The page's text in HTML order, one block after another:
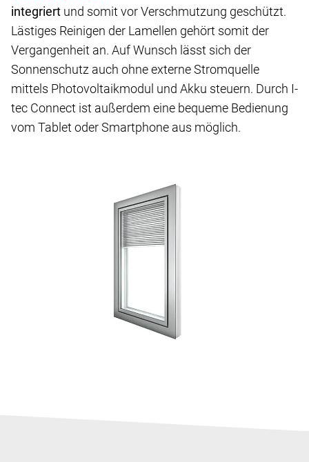
integriert und somit vor Verschmutzung geschützt.
Lästiges Reinigen der Lamellen gehört somit der
Vergangenheit an. Auf Wunsch lässt sich der
Sonnenschutz auch ohne externe Stromquelle
mittels Photovoltaikmodul und Akku steuern. Durch I-
tec Connect ist außerdem eine bequeme Bedienung
vom Tablet oder Smartphone aus möglich.